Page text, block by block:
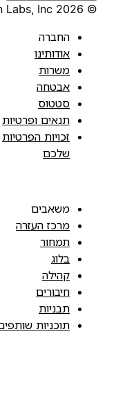
החברה
אודותינו
משרות
אבטחה
סטטוס
תנאים ופרטיות
זכויות הפרטיות
שלכם
משאבים
מרכז העזרה
תמחור
בלוג
קהילה
חיבורים
תבניות
תוכניות שותפים